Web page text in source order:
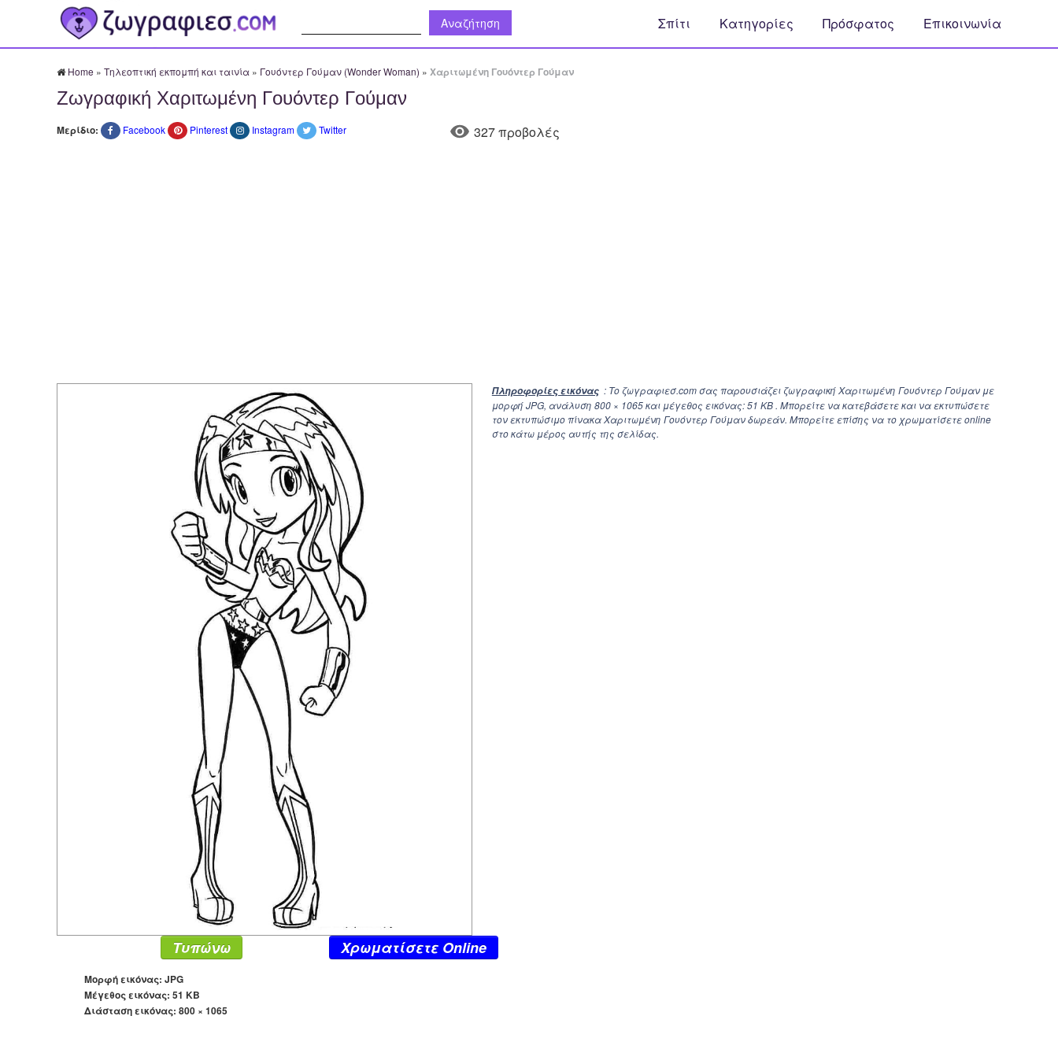
Σπίτι Κατηγορίες Πρόσφατος Επικοινωνία
Home » Τηλεοπτική εκπομπή και ταινία » Γουόντερ Γούμαν (Wonder Woman) » Χαριτωμένη Γουόντερ Γούμαν
Ζωγραφική Χαριτωμένη Γουόντερ Γούμαν
Μερίδιο: Facebook Pinterest Instagram Twitter 327 προβολές
Πληροφορίες εικόνας : Το ζωγραφιεσ.com σας παρουσιάζει ζωγραφική Χαριτωμένη Γουόντερ Γούμαν με
μορφή JPG, ανάλυση 800 × 1065και μέγεθος εικόνας: 51 KB . Μπορείτε να κατεβάσετε και να εκτυπώσετε
τον εκτυπώσιμο πίνακα Χαριτωμένη Γουόντερ Γούμαν δωρεάν. Μπορείτε επίσης να το χρωματίσετε online
στο κάτω μέρος αυτής της σελίδας.
Τυπώνω Xρωματίσετε Online
Μορφή εικόνας: JPG
Μέγεθος εικόνας: 51 KB
Διάσταση εικόνας: 800 × 1065